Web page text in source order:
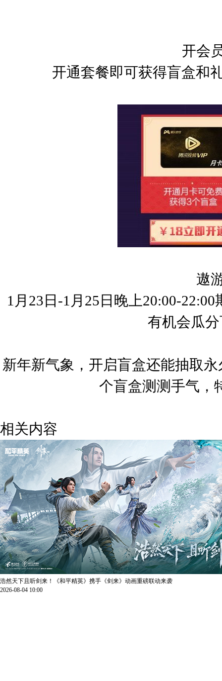
开会
开通套餐即可获得盲盒和
遨
1 月23日-1月25日晚上20:00-22:00
有机会瓜分
新年新气象，开启盲盒还能抽取
个盲盒测测手气，
相关内容
浩然天下且听剑来！《和平精英》携手《剑来》动画重磅联动来袭
2026-08-04 10:00